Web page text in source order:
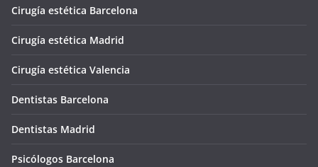
Cirugía estética Barcelona
Cirugía estética Madrid
Cirugía estética Valencia
Dentistas Barcelona
Dentistas Madrid
Psicólogos Barcelona